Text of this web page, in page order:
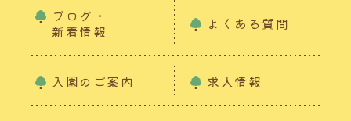
ブログ・
新着情報
よくある質問
入園のご案内 求人情報